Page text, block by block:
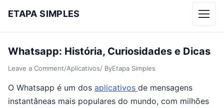
ETAPA SIMPLES Menu
Whatsapp: História, Curiosidades e Dicas
Leave a Comment/Aplicativos/ ByEtapa Simples
O Whatsapp é um dos aplicativos de mensagens
instantâneas mais populares do mundo, com milhões